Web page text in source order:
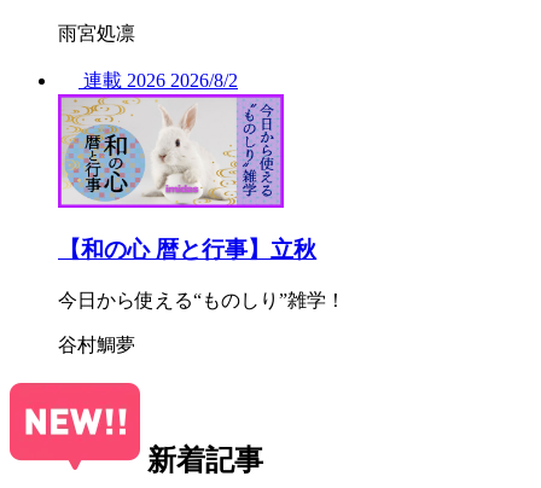
雨宮処凛
連載 2026 2026/8/2
【和の心 暦と行事】立秋
今日から使える“ものしり”雑学！
谷村鯛夢
新着記事